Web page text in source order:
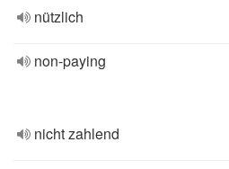
nützlich
non-paying
nicht zahlend